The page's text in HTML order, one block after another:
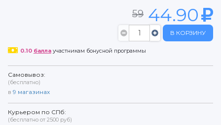
59 44.90
В КОРЗИНУ
0.10 баллаучастникам бонусной программы
Самовывоз:
(бесплатно)
в 9 магазинах
Курьером по СПб:
(бесплатно от 2500 руб)